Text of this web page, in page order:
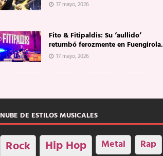
17 mayo, 2026
Fito & Fitipaldis: Su ‘aullido’
retumbó ferozmente en Fuengirola.
17 mayo, 2026
NUBE DE ESTILOS MUSICALES
Rock Hip Hop Metal Rap